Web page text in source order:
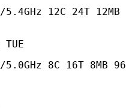
5.4GHz 12C 24T 12MB
5.0GHz 8C 16T 8MB